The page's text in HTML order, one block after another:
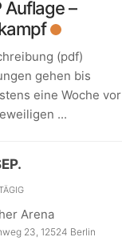
Auflage –
(pdf)
gehen bis
eine Woche vor
...
Arena
23, 12524 Berlin